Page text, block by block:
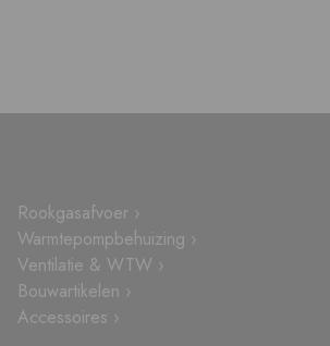
Rookgasafvoer ›
Warmtepompbehuizing ›
Ventilatie & WTW ›
Bouwartikelen ›
Accessoires ›